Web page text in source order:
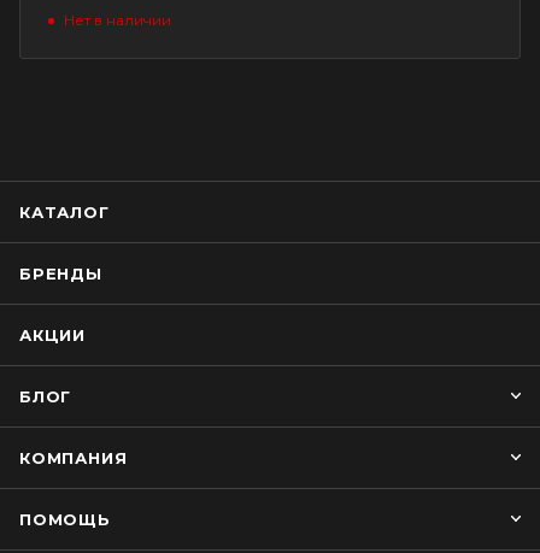
Нет в наличии
КАТАЛОГ
БРЕНДЫ
АКЦИИ
БЛОГ
КОМПАНИЯ
ПОМОЩЬ